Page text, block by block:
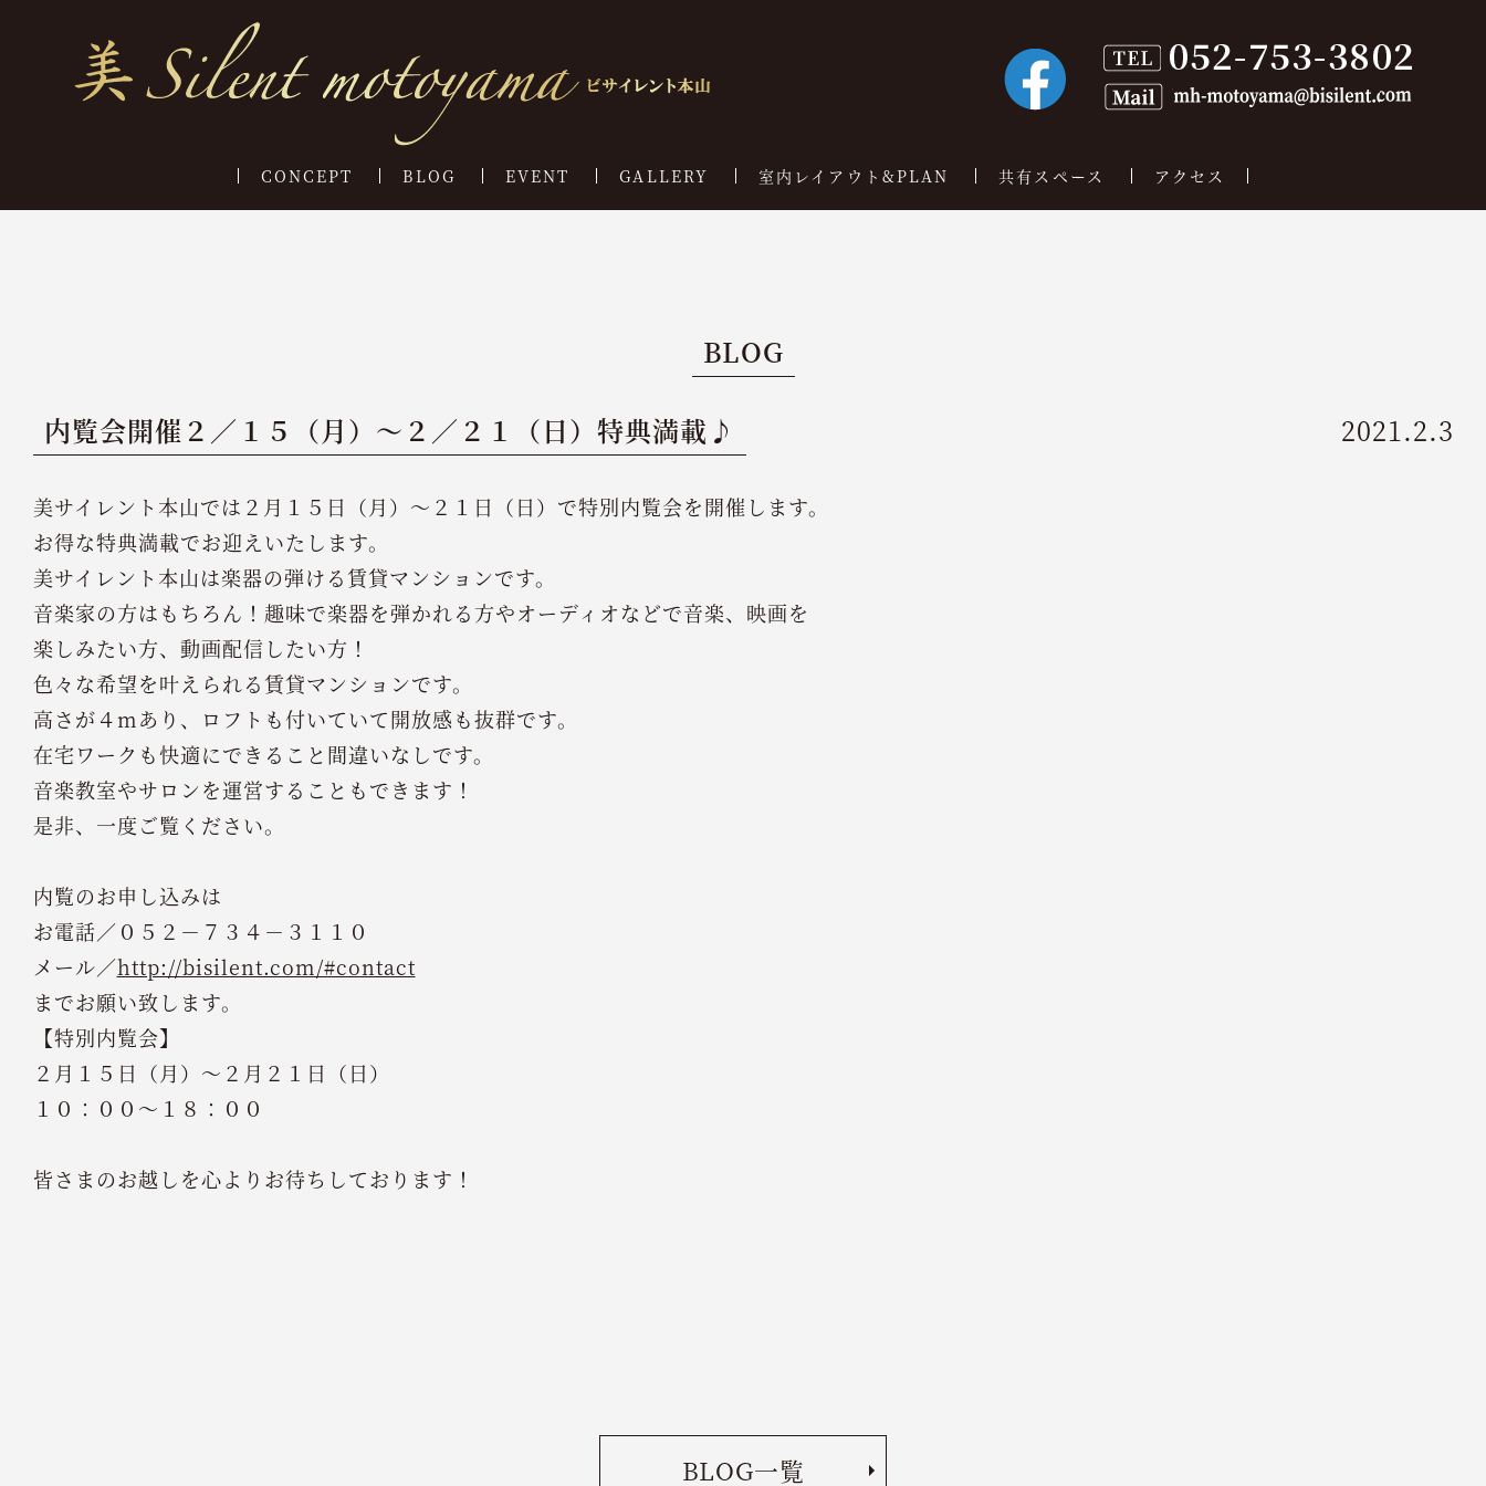
CONCEPT BLOG EVENT GALLERY 室内レイアウト&PLAN 共有スペース アクセス
BLOG
内覧会開催２／１５（月）～２／２１（日）特典満載♪ 2021.2.3
美サイレント本山では２月１５日（月）～２１日（日）で特別内覧会を開催します。
お得な特典満載でお迎えいたします。
美サイレント本山は楽器の弾ける賃貸マンションです。
音楽家の方はもちろん！趣味で楽器を弾かれる方やオーディオなどで音楽、映画を
楽しみたい方、動画配信したい方！
色々な希望を叶えられる賃貸マンションです。
高さが４mあり、ロフトも付いていて開放感も抜群です。
在宅ワークも快適にできること間違いなしです。
音楽教室やサロンを運営することもできます！
是非、一度ご覧ください。
内覧のお申し込みは
お電話／０５２－７３４－３１１０
メール／http://bisilent.com/#contact
までお願い致します。
【特別内覧会】
２月１５日（月）～２月２１日（日）
１０：００～１８：００
皆さまのお越しを心よりお待ちしております！
BLOG一覧